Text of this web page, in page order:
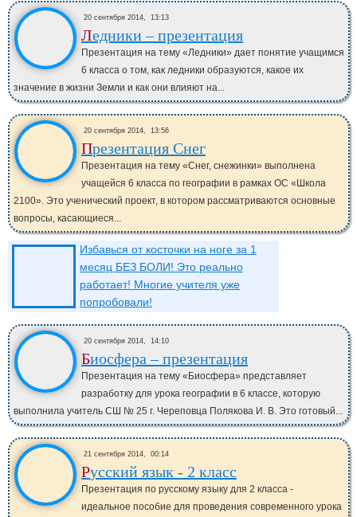
20 сентября 2014, 13:13
Ледники – презентация
Презентация на тему «Ледники» дает понятие учащимся
6 класса о том, как ледники образуются, какое их
значение в жизни Земли и как они влияют на...
20 сентября 2014, 13:56
Презентация Снег
Презентация на тему «Снег, снежинки» выполнена
учащейся 6 класса по географии в рамках ОС «Школа
2100». Это ученический проект, в котором рассматриваются основные
вопросы, касающиеся...
Избавься от косточки на ноге за 1
месяц БЕЗ БОЛИ! Это реально
работает! Многие учителя уже
попробовали!
20 сентября 2014, 14:10
Биосфера – презентация
Презентация на тему «Биосфера» представляет
разработку для урока географии в 6 классе, которую
выполнила учитель СШ № 25 г. Череповца Полякова И. В. Это готовый...
21 сентября 2014, 00:14
Русский язык - 2 класс
Презентация по русскому языку для 2 класса -
идеальное пособие для проведения современного урока